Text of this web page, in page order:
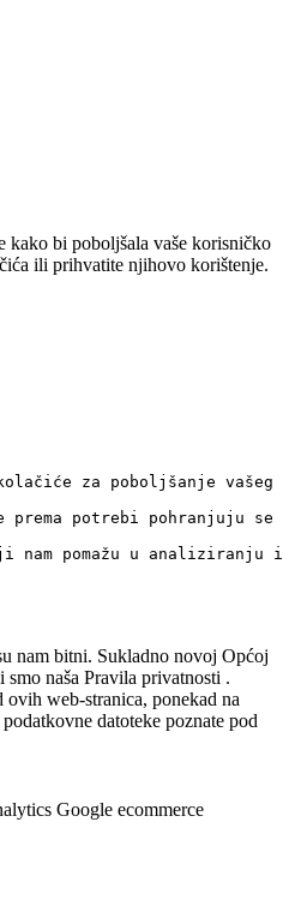
kako bi poboljšala vaše korisničko
ili prihvatite njihovo korištenje.
za poboljšanje
potrebi pohranjuju
nam pomažu u
nam bitni. Sukladno novoj Općoj
naša Pravila privatnosti .
web-stranica, ponekad na
datoteke poznate pod
Google ecommerce